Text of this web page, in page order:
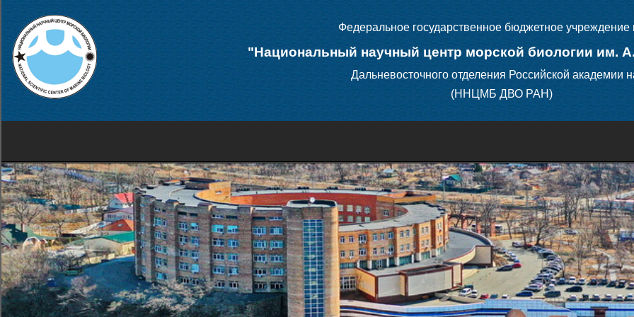
Федеральное государственное бюджетное учреждение
"Национальный научный центр морской биологии им.
Дальневосточного отделения Российской академии
(ННЦМБ ДВО РАН)